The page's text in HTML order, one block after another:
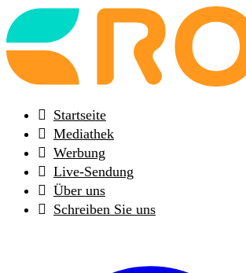
Back
to
frontpage
Startseite
Mediathek
Werbung
Live-Sendung
Über uns
Schreiben Sie uns